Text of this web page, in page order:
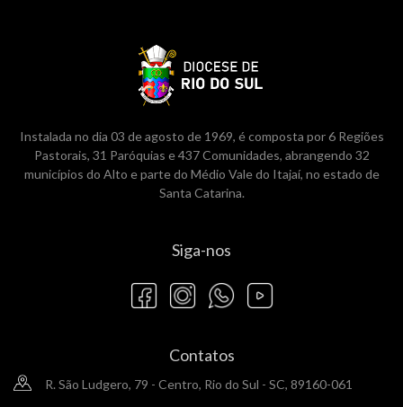
Instalada no dia 03 de agosto de 1969, é composta por 6 Regiões
Pastorais, 31 Paróquias e 437 Comunidades, abrangendo 32
municípios do Alto e parte do Médio Vale do Itajaí, no estado de
Santa Catarina.
Siga-nos
Contatos
R. São Ludgero, 79 - Centro, Rio do Sul - SC, 89160-061